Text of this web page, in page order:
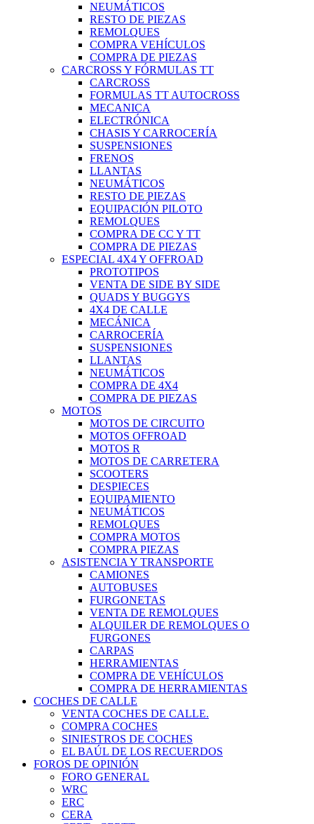
NEUMÁTICOS
RESTO DE PIEZAS
REMOLQUES
COMPRA VEHÍCULOS
COMPRA DE PIEZAS
CARCROSS Y FÓRMULAS TT
CARCROSS
FORMULAS TT AUTOCROSS
MECANICA
ELECTRÓNICA
CHASIS Y CARROCERÍA
SUSPENSIONES
FRENOS
LLANTAS
NEUMÁTICOS
RESTO DE PIEZAS
EQUIPACIÓN PILOTO
REMOLQUES
COMPRA DE CC Y TT
COMPRA DE PIEZAS
ESPECIAL 4X4 Y OFFROAD
PROTOTIPOS
VENTA DE SIDE BY SIDE
QUADS Y BUGGYS
4X4 DE CALLE
MECÁNICA
CARROCERÍA
SUSPENSIONES
LLANTAS
NEUMÁTICOS
COMPRA DE 4X4
COMPRA DE PIEZAS
MOTOS
MOTOS DE CIRCUITO
MOTOS OFFROAD
MOTOS R
MOTOS DE CARRETERA
SCOOTERS
DESPIECES
EQUIPAMIENTO
NEUMÁTICOS
REMOLQUES
COMPRA MOTOS
COMPRA PIEZAS
ASISTENCIA Y TRANSPORTE
CAMIONES
AUTOBUSES
FURGONETAS
VENTA DE REMOLQUES
ALQUILER DE REMOLQUES O
FURGONES
CARPAS
HERRAMIENTAS
COMPRA DE VEHÍCULOS
COMPRA DE HERRAMIENTAS
COCHES DE CALLE
VENTA COCHES DE CALLE.
COMPRA COCHES
SINIESTROS DE COCHES
EL BAÚL DE LOS RECUERDOS
FOROS DE OPINIÓN
FORO GENERAL
WRC
ERC
CERA